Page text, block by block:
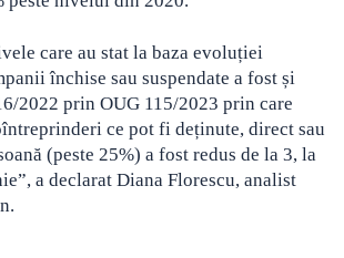
care au stat la baza evoluției
închise sau suspendate a fost și
2022 prin OUG 115/2023 prin care
ce pot fi deținute, direct sau
(peste 25%) a fost redus de la 3, la
a declarat Diana Florescu, analist